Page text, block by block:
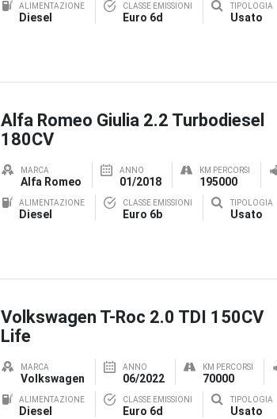
ALIMENTAZIONE
Diesel
CLASSE EMISSIONI
Euro 6d
TIPOLOGIA
Usato
Alfa Romeo Giulia 2.2 Turbodiesel
180CV
MARCA
Alfa Romeo
ANNO
01/2018
KM PERCORSI
195000
ALIMENTAZIONE
Diesel
CLASSE EMISSIONI
Euro 6b
TIPOLOGIA
Usato
Volkswagen T-Roc 2.0 TDI 150CV
Life
MARCA
Volkswagen
ANNO
06/2022
KM PERCORSI
70000
ALIMENTAZIONE
Diesel
CLASSE EMISSIONI
Euro 6d
TIPOLOGIA
Usato